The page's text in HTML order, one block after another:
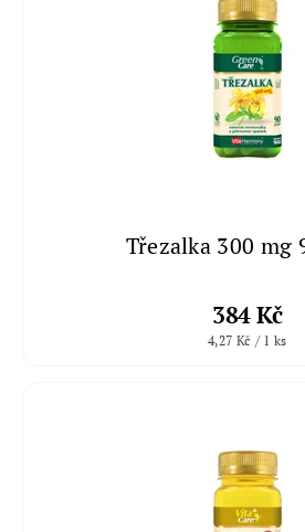
Třezalka 300 mg
384 Kč
4,27 Kč / 1 ks